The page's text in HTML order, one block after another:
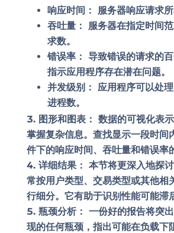
响应时间：
服务器响应请求所
吞吐量：
服务器在指定时间
求数。
错误率： 导致错误的请求的
指示应用程序存在潜在问题。
并发级别： 应用程序可以处
进程数。
图形和图表： 数据的可视化表
掌握复杂信息。查找显示一段时间
件下的响应时间、吞吐量和错误率
详细结果： 本节将更深入地探
常按用户类型、交易类型或其他相
行细分。它有助于识别性能可能滞
瓶颈分析： 一份好的报告将突
现的任何瓶颈，指出可能在负载下